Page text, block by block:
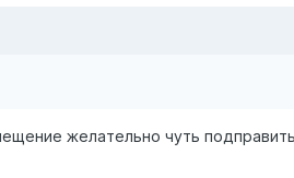
желательно чуть